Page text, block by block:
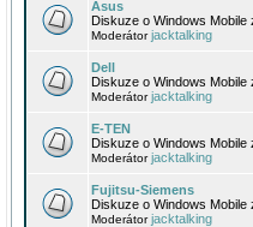
Asus
Diskuze o Windows
Moderátorjacktalking
Dell
Diskuze o Windows
Moderátorjacktalking
E-TEN
Diskuze o Windows
Moderátorjacktalking
Fujitsu-Siemens
Diskuze o Windows
Moderátorjacktalking